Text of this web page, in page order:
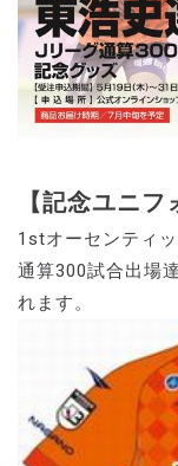
【記念ユニフ
1stオーセンティ
通算300試合出場
れます。